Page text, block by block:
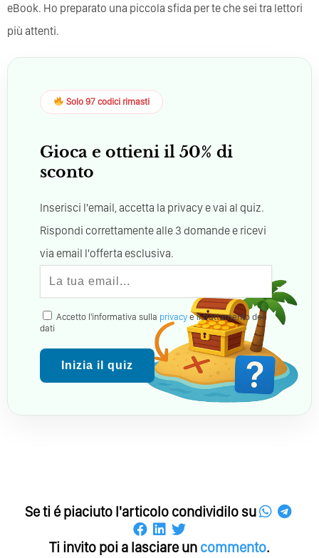
eBook. Ho preparato una piccola sfida per te che sei tra lettori
più attenti.
Solo 97 codici rimasti
Gioca e ottieni il 50% di
sconto
Inserisci l'email, accetta la privacy e vai al quiz.
Rispondi correttamente alle 3 domande e ricevi
via email l'offerta esclusiva.
Accetto l'informativa sulla privacy e il trattamento dei
dati
Inizia il quiz
Se ti é piaciuto l'articolo condividilo su
Ti invito poi a lasciare un commento.